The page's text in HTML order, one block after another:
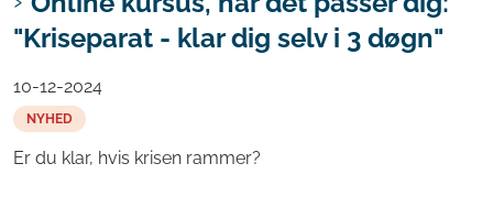
"Kriseparat - klar dig selv i 3 døgn"
10-12-2024
NYHED
Er du klar, hvis krisen rammer?